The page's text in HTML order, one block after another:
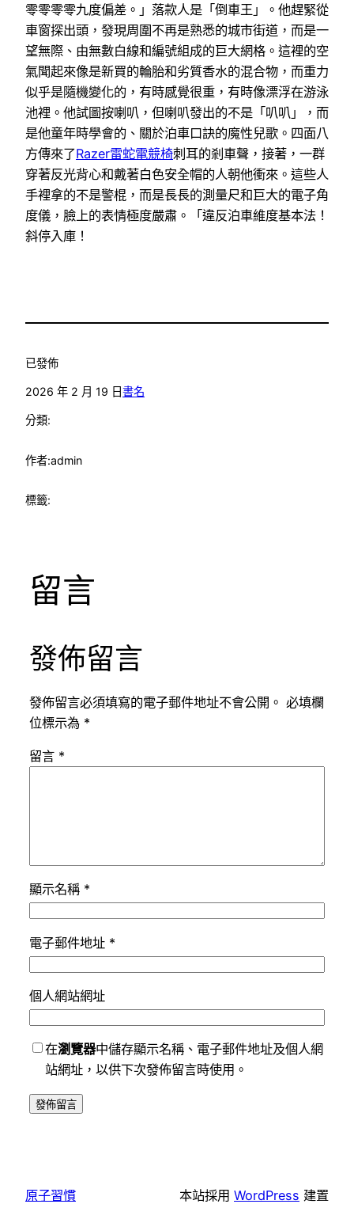
零零零零九度偏差。」落款人是「倒車王」。他趕緊從
車窗探出頭，發現周圍不再是熟悉的城市街道，而是一
望無際、由無數白線和編號組成的巨大網格。這裡的空
氣聞起來像是新買的輪胎和劣質香水的混合物，而重力
似乎是隨機變化的，有時感覺很重，有時像漂浮在游泳
池裡。他試圖按喇叭，但喇叭發出的不是「叭叭」，而
是他童年時學會的、關於泊車口訣的魔性兒歌。四面八
方傳來了Razer雷蛇電競椅刺耳的剎車聲，接著，一群
穿著反光背心和戴著白色安全帽的人朝他衝來。這些人
手裡拿的不是警棍，而是長長的測量尺和巨大的電子角
度儀，臉上的表情極度嚴肅。「違反泊車維度基本法！
斜停入庫！
已發佈
2026 年 2 月 19 日
分類:
書名
作者:admin
標籤:
留言
發佈留言
發佈留言必須填寫的電子郵件地址不會公開。 必填欄
位標示為 *
留言 *
顯示名稱 *
電子郵件地址 *
個人網站網址
在瀏覽器中儲存顯示名稱、電子郵件地址及個人網
站網址，以供下次發佈留言時使用。
原子習慣 本站採用 WordPress 建置